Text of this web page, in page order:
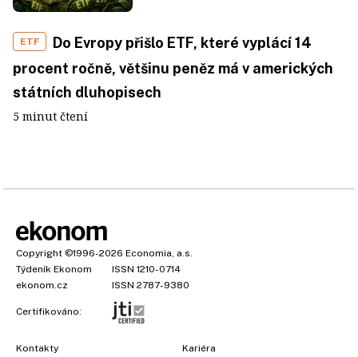
ETF
Do Evropy přišlo ETF, které vyplácí 14
procent ročně, většinu peněz má v amerických
státních dluhopisech
5 minut čtení
Copyright ©1996-2026 Economia, a.s.
Týdeník Ekonom
ISSN 1210-0714
ekonom.cz
ISSN 2787-9380
Certifikováno:
Kontakty Kariéra